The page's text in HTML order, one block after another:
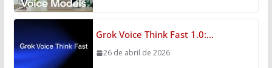
Grok Voice Think Fast 1.0:…
26 de abril de 2026